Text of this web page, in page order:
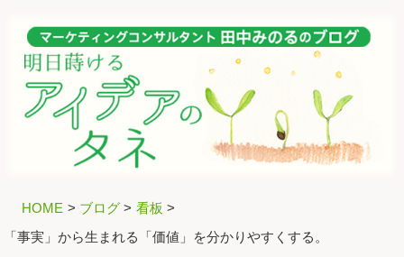
HOME > ブログ > 看板 >
「事実」から生まれる「価値」を分かりやすくする。